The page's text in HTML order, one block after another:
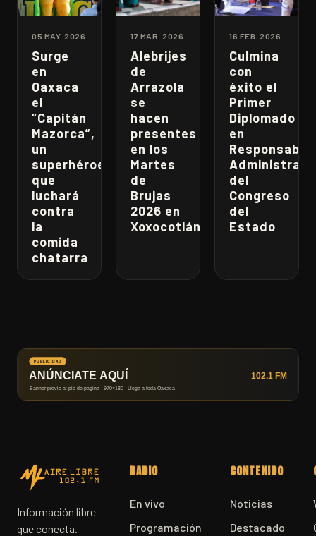
05 MAY. 2026
Surge
en
Oaxaca
el
“Capitán
Mazorca”,
un
superhéroe
que
luchará
contra
la
comida
chatarra
17 MAR. 2026
Alebrijes
de
Arrazola
se
hacen
presentes
en los
Martes
de
Brujas
2026 en
Xoxocotlán
16 FEB. 2026
Culmina
con
éxito el
Primer
Diplomado
en
del
Congreso
del
Estado
Información libre
que conecta.
RADIO
En vivo
Programación
CONTENIDO
Noticias
Destacado